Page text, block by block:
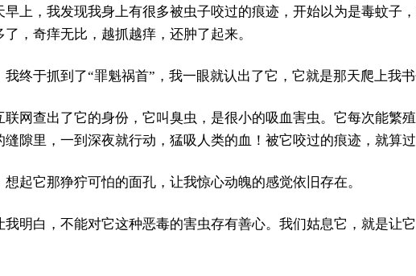
早上，我发现我身上有很多被虫子咬过的痕迹，开始以为是毒蚊子
了，奇痒无比，越抓越痒，还肿了起来。
我终于抓到了“罪魁祸首”，我一眼就认出了它，它就是那天爬上我书
联网查出了它的身份，它叫臭虫，是很小的吸血害虫。它每次能繁
缝隙里，一到深夜就行动，猛吸人类的血！被它咬过的痕迹，就算
想起它那狰狞可怕的面孔，让我惊心动魄的感觉依旧存在。
我明白，不能对它这种恶毒的害虫存有善心。我们姑息它，就是让